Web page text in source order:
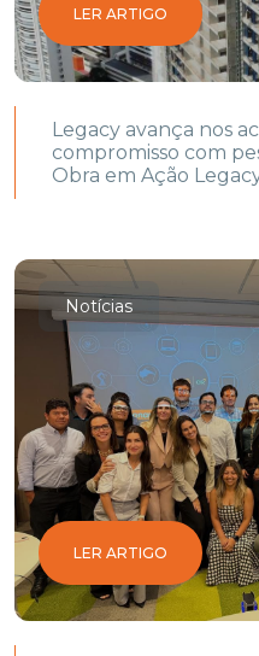
LER ARTIGO
Legacy avança nos
compromisso com
Obra em Ação
Notícias
LER ARTIGO